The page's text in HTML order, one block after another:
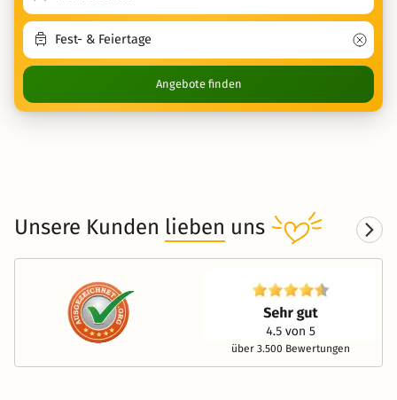
Angebote finden
Unsere Kunden lieben uns
über 3.500 Bewertungen